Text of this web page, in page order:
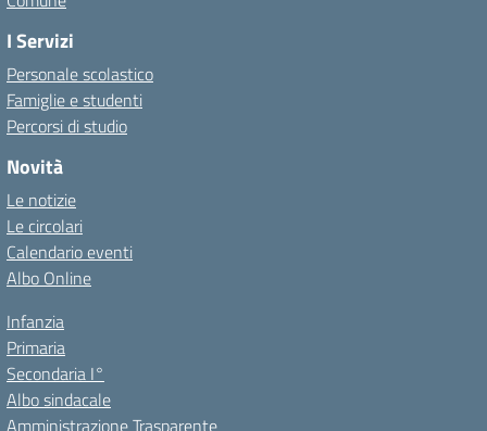
I Servizi
Personale scolastico
Famiglie e studenti
Percorsi di studio
Novità
Le notizie
Le circolari
Calendario eventi
Albo Online
Infanzia
Primaria
Secondaria I°
Albo sindacale
Amministrazione Trasparente